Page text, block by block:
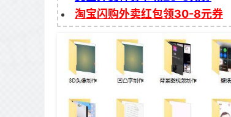
淘宝闪购外卖红包领30-8元券